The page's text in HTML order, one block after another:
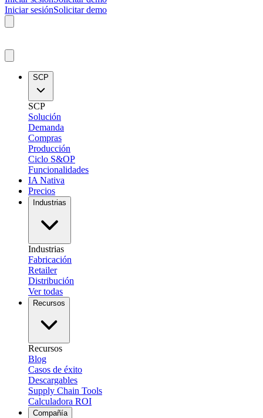
Iniciar sesiónSolicitar demo
SCP
SCP
Solución
Demanda
Compras
Producción
Ciclo S&OP
Funcionalidades
IA Nativa
Precios
Industrias
Industrias
Fabricación
Retailer
Distribución
Ver todas
Recursos
Recursos
Blog
Casos de éxito
Descargables
Supply Chain Tools
Calculadora ROI
Compañía